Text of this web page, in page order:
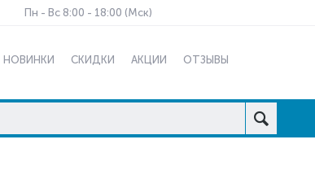
Пн - Вс 8:00 - 18:00 (Мск)
НОВИНКИ СКИДКИ АКЦИИ ОТЗЫВЫ